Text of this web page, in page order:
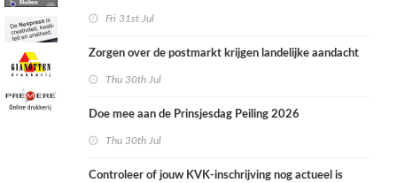
Fri 31st Jul
Zorgen over de postmarkt krijgen landelijke aandacht
Thu 30th Jul
Doe mee aan de Prinsjesdag Peiling 2026
Thu 30th Jul
Controleer of jouw KVK-inschrijving nog actueel is